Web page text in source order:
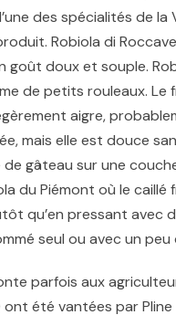
des spécialités de la
Robiola di
goût doux et souple.
de petits rouleaux. Le
aigre,
mais elle est douce
gâteau sur une
du Piémont où le
qu’en pressant avec
seul ou avec un peu
parfois aux
ont été vantées parPline